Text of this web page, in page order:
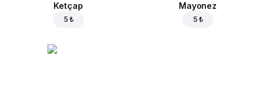
Ketçap
5 ₺
Mayonez
5 ₺